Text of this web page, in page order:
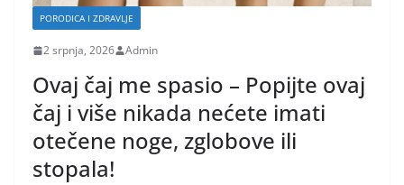
PORODICA I ZDRAVLJE
2 srpnja, 2026 Admin
Ovaj čaj me spasio – Popijte ovaj
čaj i više nikada nećete imati
otečene noge, zglobove ili
stopala!